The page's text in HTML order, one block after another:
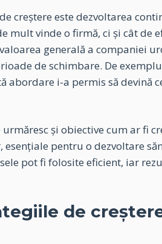
creștere este dezvoltarea
mult vinde o firmă, ci și cât de
generală a companiei
de schimbare. De
abordare i-a permis să devină
urmăresc și obiective cum ar fi
pentru o dezvoltare
pot fi folosite eficient, iar
de